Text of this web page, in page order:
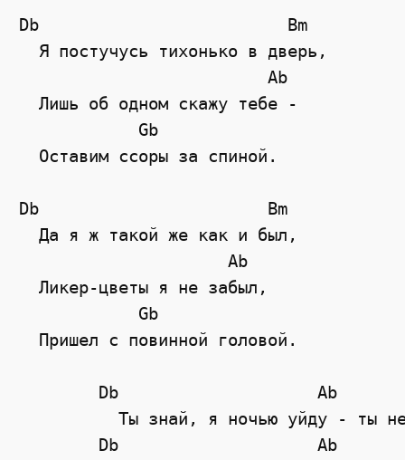
Db
Bm
  Я постучусь тихонько в дверь,
Ab
  Лишь об одном скажу тебе -
Gb
  Оставим ссоры за спиной.
Db
Bm
  Да я ж такой же как и был,
Ab
  Ликер-цветы я не забыл,
Gb
  Пришел с повинной головой.
Db
Ab
Ты знай, я ночью уйду - ты
Db
Ab